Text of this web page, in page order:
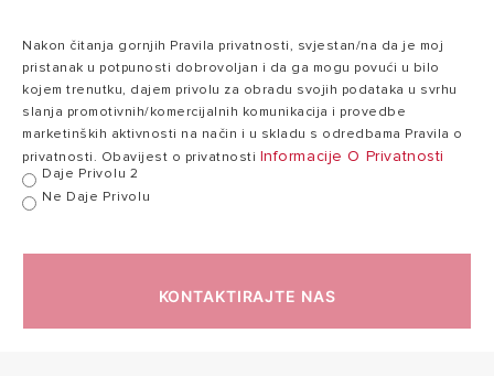
UGRADNJOM
ALYS R32 DUAL C
50
Nakon čitanja gornjih Pravila privatnosti, svjestan/na da je moj
pristanak u potpunosti dobrovoljan i da ga mogu povući u bilo
kojem trenutku, dajem privolu za obradu svojih podataka u svrhu
slanja promotivnih/komercijalnih komunikacija i provedbe
marketinških aktivnosti na način i u skladu s odredbama Pravila o
privatnosti. Obavijest o privatnosti Informacije O Privatnosti
Daje Privolu 2
Ne Daje Privolu
KONTAKTIRAJTE NAS